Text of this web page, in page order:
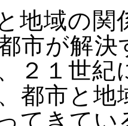
地域の関
市が解決
２１世
都市と
てきて